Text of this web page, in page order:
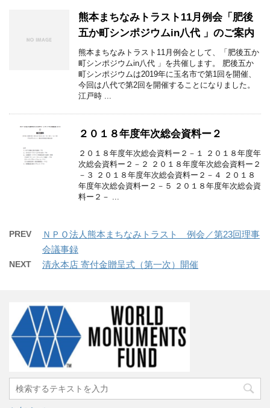
熊本まちなみトラスト11月例会「肥後
五か町シンポジウムin八代 」のご案内
熊本まちなみトラスト11月例会として、「肥後五か
町シンポジウムin八代 」を共催します。 肥後五か
町シンポジウムは2019年に玉名市で第1回を開催、
今回は八代で第2回を開催することになりました。
江戸時 ...
２０１８年度年次総会資料ー２
２０１８年度年次総会資料ー２－１ ２０１８年度年
次総会資料ー２－２ ２０１８年度年次総会資料ー２
－３ ２０１８年度年次総会資料ー２－４ ２０１８
年度年次総会資料ー２－５ ２０１８年度年次総会資
料ー２－ ...
PREV
ＮＰＯ法人熊本まちなみトラスト 例会／第23回理事
会議事録
NEXT 清永本店 寄付金贈呈式（第一次）開催